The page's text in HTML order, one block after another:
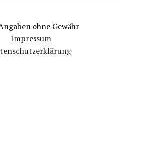
ohne Gewähr
Impressum